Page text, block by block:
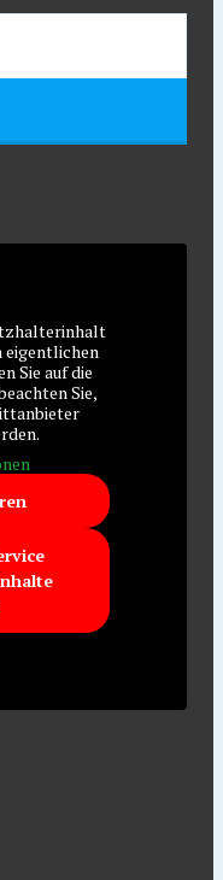
eigentlichen
Sie auf die
Sie,